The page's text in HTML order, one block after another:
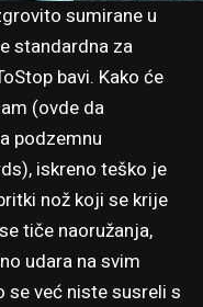
sumirane u
standardna za
bavi. Kako će
(ovde da
podzemnu
iskreno teško je
nož koji se krije
tiče naoružanja,
udara na svim
se već niste susreli s